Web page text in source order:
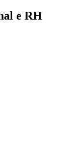
e RH